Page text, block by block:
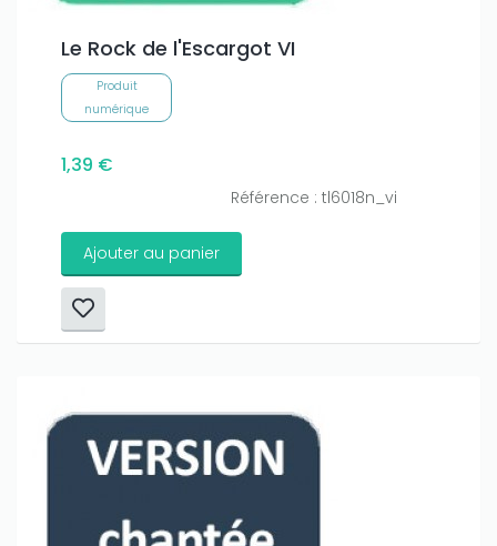
Le Rock de l'Escargot VI
Produit
numérique
1,39 €
Référence : tl6018n_vi
Ajouter au panier